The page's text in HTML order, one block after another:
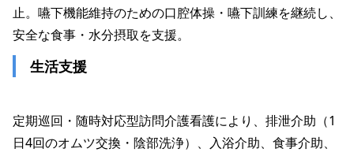
止。嚥下機能維持のための口腔体操・嚥下訓練を継続し、
生活支援
定期巡回・随時対応型訪問介護看護により、排泄介助（1
日4回のオムツ交換・陰部洗浄）、入浴介助、食事介助、